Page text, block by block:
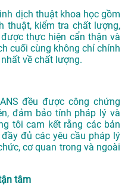
dịch thuật khoa học gồm
thuật, kiểm tra chất lượng,
thực hiện cẩn thận và
cuối cùng không chỉ chính
về chất lượng.
đều được công chứng
đảm bảo tính pháp lý và
tôi cam kết rằng các bản
đủ các yêu cầu pháp lý
cơ quan trong và ngoài
tâm